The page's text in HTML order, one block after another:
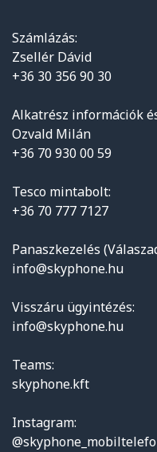
Számlázás:
Zsellér Dávid
+36 30 356 90 30
Alkatrész információk
Ozvald Milán
+36 70 930 00 59
Tesco mintabolt:
+36 70 777 7127
Panaszkezelés
info@skyphone.hu
Visszáru ügyintézés:
info@skyphone.hu
Teams:
skyphone.kft
Instagram: